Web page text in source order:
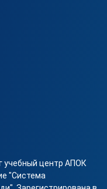
учебный центр АПОК
"Система